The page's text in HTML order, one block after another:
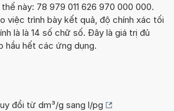
này: 78 979 011 626 970 000 000.
việc trình bày kết quả, độ chính xác tối
là là 14 số chữ số. Đây là giá trị đủ
hầu hết các ứng dụng.
đổi từ dm³/g sang l/pg